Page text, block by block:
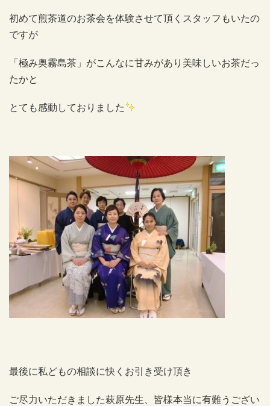
初めて煎茶道のお茶会を体験させて頂くスタッフもいたの
ですが
「極み奥霧島茶」がこんなに甘みがあり美味しいお茶だっ
たかと
とても感動しておりました
最後に私どもの相談に快くお引き受け頂き
ご尽力いただきました萩原先生、皆様本当に有難うござい